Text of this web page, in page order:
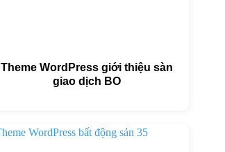
Theme WordPress giới thiệu sàn
giao dịch BO